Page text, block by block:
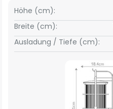
Breite (cm):
Höhe (cm):
Ausladung / Tiefe (cm):